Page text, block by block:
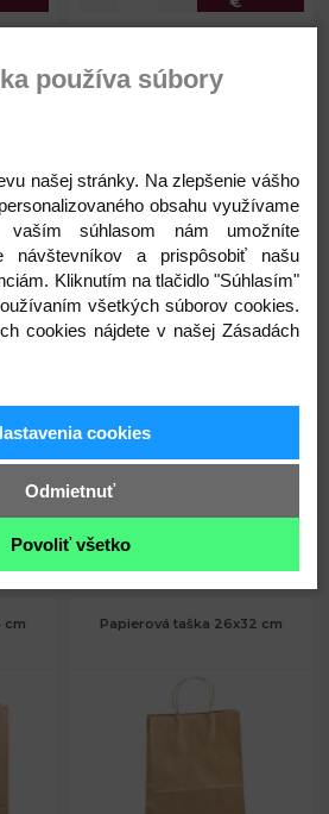
cm
priehľadom a širokým dnom
Rozmery:
30 x 24 x 13
cm
1,53 €
Kód: 880414
cm Papierová taška 26x32 cm
používa súbory
našej stránky. Na zlepšenie vášho
obsahu využívame
súhlasom nám umožníte
návštevníkov a prispôsobiť našu
Kliknutím na tlačidlo "Súhlasím"
všetkých súborov cookies.
cookies nájdete v našej Zásadách
cookies
Odmietnuť
Povoliť všetko